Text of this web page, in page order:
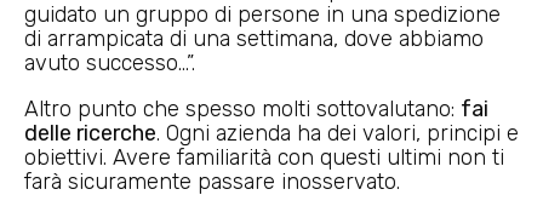
guidato un gruppo di persone in una spedizione
di arrampicata di una settimana, dove abbiamo
avuto successo…”.
Altro punto che spesso molti sottovalutano: fai
delle ricerche. Ogni azienda ha dei valori, principi e
obiettivi. Avere familiarità con questi ultimi non ti
farà sicuramente passare inosservato.